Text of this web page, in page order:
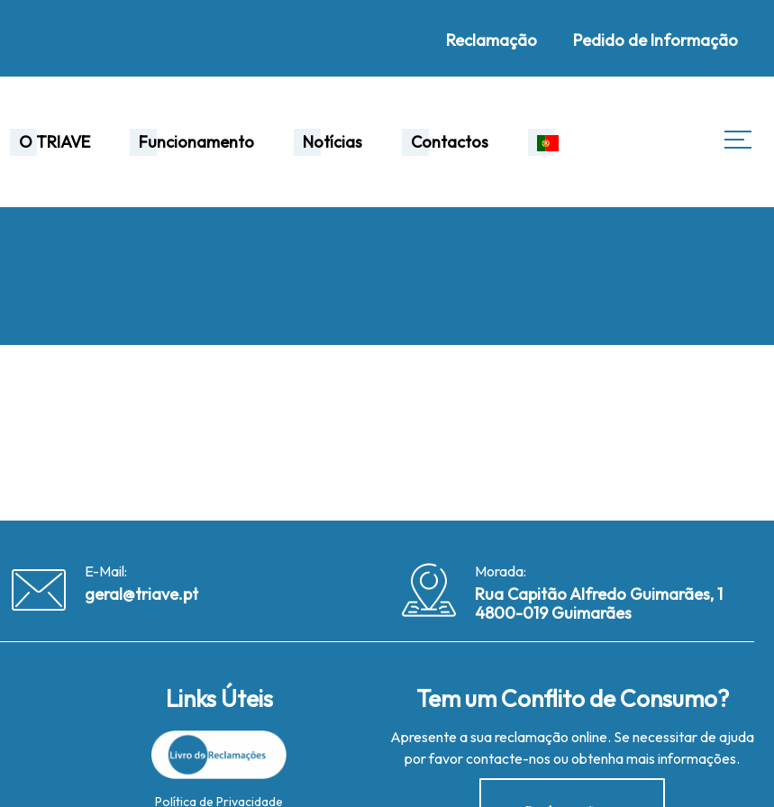
Reclamação Pedido de Informação
O TRIAVE Funcionamento Notícias Contactos
E-Mail:
geral@triave.pt
Morada:
Rua Capitão Alfredo Guimarães, 1
4800-019 Guimarães
Links Úteis
Política de Privacidade
Tem um Conflito de Consumo?
Apresente a sua reclamação online. Se necessitar de ajuda
por favor contacte-nos ou obtenha mais informações.